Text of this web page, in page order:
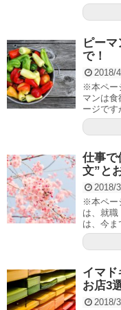
ピー
で！
2018/
※本ペー
マンは食
ージです
仕事で
文”と
2018/
※本ペー
は、就職
は、今ま
イマド
お店3
2018/